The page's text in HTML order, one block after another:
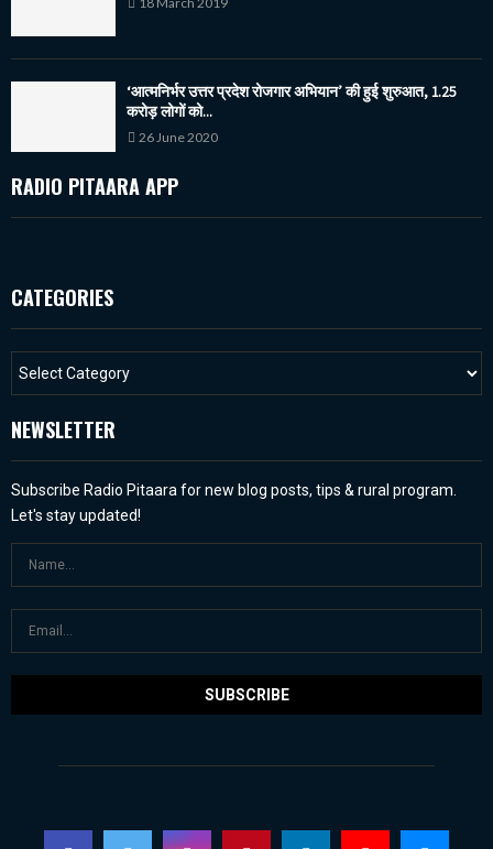
‘आत्मनिर्भर उत्तर प्रदेश रोजगार अभियान’ की हुई शुरुआत, 1.25
करोड़ लोगों को...
26 June 2020
RADIO PITAARA APP
CATEGORIES
NEWSLETTER
Subscribe Radio Pitaara for new blog posts, tips & rural program.
Let's stay updated!